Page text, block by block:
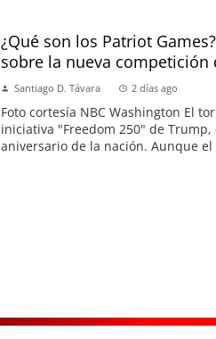
¿Qué son los Patriot
sobre la nueva competición
Santiago D. Távara 2 días ago
Foto cortesía NBC Washington El
iniciativa "Freedom 250" de
aniversario de la nación. Aunque